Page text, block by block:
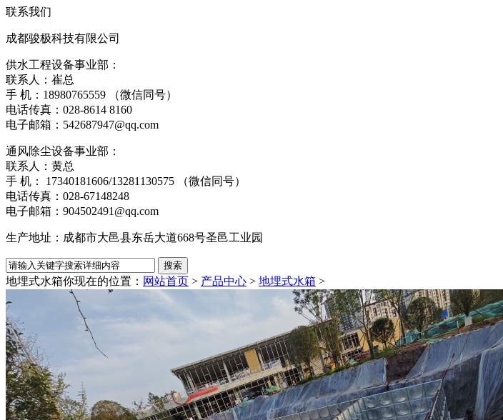
联系我们
成都骏极科技有限公司
供水工程设备事业部：
联系人：崔总
手 机：18980765559 （微信同号）
电话传真：028-8614 8160
电子邮箱：542687947@qq.com
通风除尘设备事业部：
联系人：黄总
手 机： 17340181606/13281130575 （微信同号）
电话传真：028-67148248
电子邮箱：904502491@qq.com
生产地址：成都市大邑县东岳大道668号圣邑工业园
地埋式水箱你现在的位置： 网站首页 > 产品中心 > 地埋式水箱 >